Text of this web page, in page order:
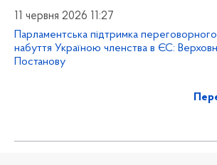
11 червня 2026 11:27
Парламентська підтримка
набуття Україною членства в ЄС:
Постанову